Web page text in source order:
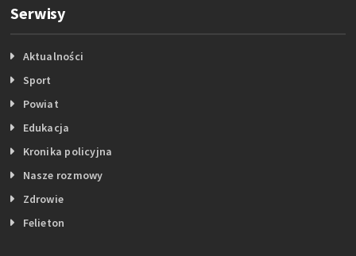
Serwisy
Aktualności
Sport
Powiat
Edukacja
Kronika policyjna
Nasze rozmowy
Zdrowie
Felieton